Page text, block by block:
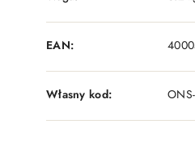
EAN:
Własny kod: